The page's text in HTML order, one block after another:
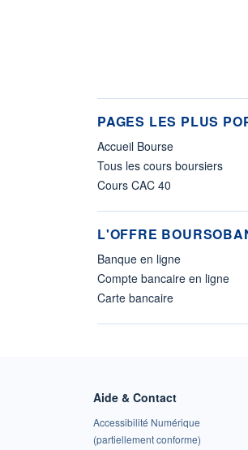
PAGES LES PLUS
Accueil Bourse
Tous les cours boursiers
Cours CAC 40
L'OFFRE
Banque en ligne
Compte bancaire en ligne
Carte bancaire
Aide & Contact
Accessibilité Numérique
(partiellement conforme)